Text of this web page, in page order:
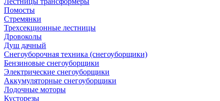
Помосты
Стремянки
Трехсекционные лестницы
Дровоколы
Душ дачный
Снегоуборочная техника (снегоуборщики)
Бензиновые снегоуборщики
Электрические снегоуборщики
Аккумуляторные снегоуборщики
Лодочные моторы
Кусторезы